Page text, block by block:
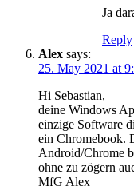
Ja
Reply
Alex says:
25. May 2021 at
Hi Sebastian,
deine Windows
einzige Software
ein Chromebook.
Android/Chrome
ohne zu zögern
MfG Alex